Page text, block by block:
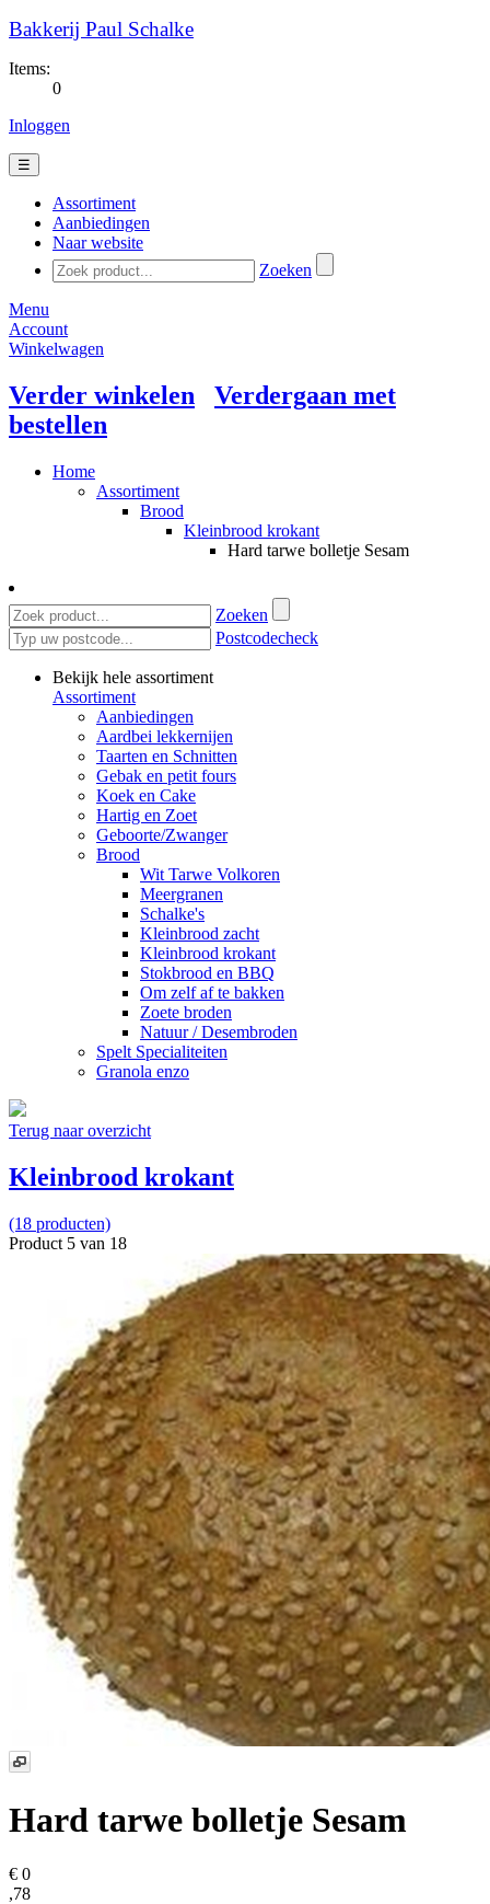
Bakkerij Paul Schalke
Items:
0
Inloggen
☰
Assortiment
Aanbiedingen
Naar website
Zoeken
Menu
Account
Winkelwagen
Verder winkelen
Verdergaan met
bestellen
Home
Assortiment
Brood
Kleinbrood krokant
Hard tarwe bolletje Sesam
Zoeken
Postcodecheck
Bekijk hele assortiment
Assortiment
Aanbiedingen
Aardbei lekkernijen
Taarten en Schnitten
Gebak en petit fours
Koek en Cake
Hartig en Zoet
Geboorte/Zwanger
Brood
Wit Tarwe Volkoren
Meergranen
Schalke's
Kleinbrood zacht
Kleinbrood krokant
Stokbrood en BBQ
Om zelf af te bakken
Zoete broden
Natuur / Desembroden
Spelt Specialiteiten
Granola enzo
Terug naar overzicht
Kleinbrood krokant
(18 producten)
Product 5 van 18
Hard tarwe bolletje Sesam
€ 0
,78